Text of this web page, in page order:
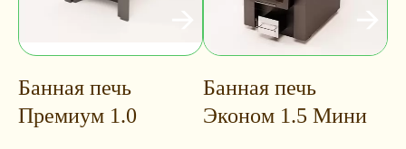
Банная печь
Премиум 1.0
Банная печь
Эконом 1.5 Мини